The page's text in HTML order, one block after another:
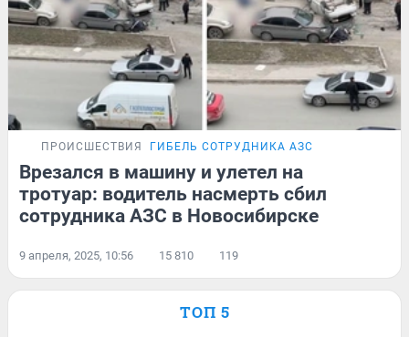
ПРОИСШЕСТВИЯ ГИБЕЛЬ СОТРУДНИКА АЗС
Врезался в машину и улетел на
тротуар: водитель насмерть сбил
сотрудника АЗС в Новосибирске
9 апреля, 2025, 10:56 15 810 119
ТОП 5